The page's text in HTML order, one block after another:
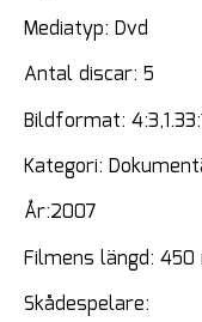
Mediatyp: Dvd
Antal discar: 5
Bildformat:
Kategori:
År:2007
Filmens längd: 450
Skådespelare: